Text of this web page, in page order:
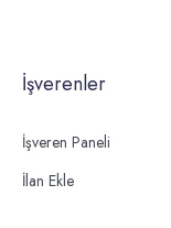
İşverenler
İşveren Paneli
İlan Ekle